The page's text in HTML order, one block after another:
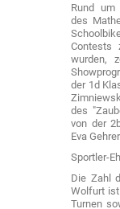
Rund um
des
Contests
wurden,
der 1d
des
von der
Eva Gehrer.
Sportler-
Die Zahl
Wolfurt
Turnen